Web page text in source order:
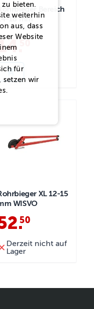
Bereich
16 mm
XL 12-15
WISVO
.
50
Derzeit nicht auf
Lager
bieten.
weiterhin
aus, dass
Website
für
setzen wir